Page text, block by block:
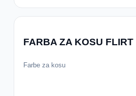
FARBA ZA KOSU FLIRT
Farbe za kosu